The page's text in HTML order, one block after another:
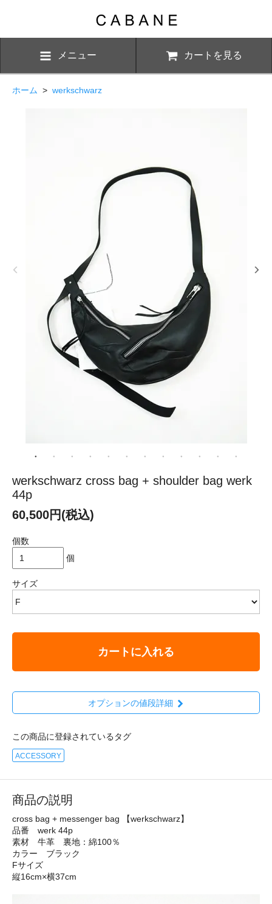
メニュー カートを見る
ホーム > werkschwarz
werkschwarz cross bag + shoulder bag werk
44p
60,500円(税込)
個数
個
サイズ
カートに入れる
オプションの値段詳細
この商品に登録されているタグ
ACCESSORY
商品の説明
cross bag + messenger bag 【werkschwarz】
品番 werk 44p
素材 牛革 裏地：綿100％
カラー ブラック
Fサイズ
縦16cm×横37cm